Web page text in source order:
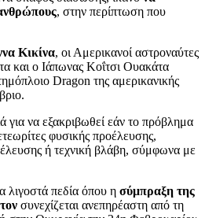
, στην περίπτωση που
Κικίνα, οι Αμερικανοί αστροναύτες
και ο Ιάπωνας Κοΐτσι Ουακάτα
Dragon της αμερικανικής
για να εξακριβωθεί εάν το πρόβλημα
φυσικής προέλευσης,
ή τεχνική βλάβη, σύμφωνα με
πεδία όπου η σύμπραξη της
συνεχίζεται ανεπηρέαστη από τη